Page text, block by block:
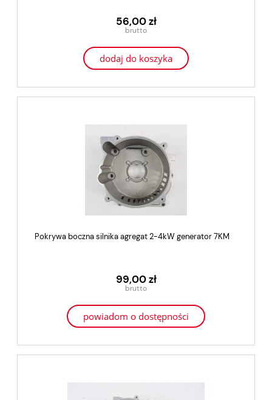
56,00 zł
dodaj do koszyka
Pokrywa boczna silnika agregat 2-4kW generator 7KM
99,00 zł
powiadom o dostępności